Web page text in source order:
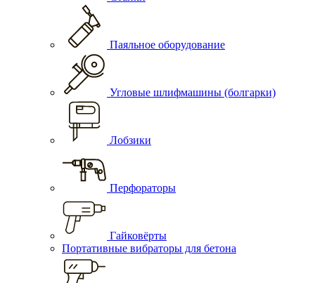
Паяльное оборудование
Угловые шлифмашины (болгарки)
Лобзики
Перфораторы
Гайковёрты
Портативные вибраторы для бетона